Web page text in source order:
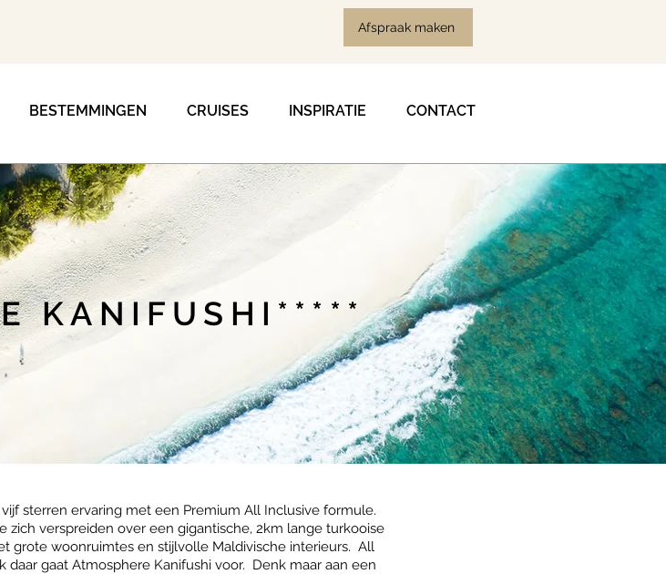
Afspraak maken
BESTEMMINGEN CRUISES INSPIRATIE CONTACT
KANIFUSHI*****
sterren ervaring met een Premium All Inclusive formule.
zich verspreiden over een gigantische, 2km lange turkooise
grote woonruimtes en stijlvolle Maldivische interieurs. All
daar gaat Atmosphere Kanifushi voor. Denk maar aan een